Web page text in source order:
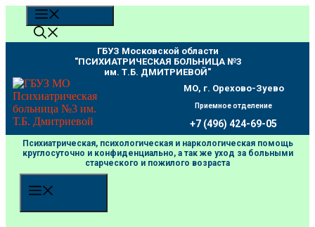
Перейти
содержимому
ГБУЗ Московской области
"ПCИХИАТРИЧЕСКАЯ БОЛЬНИЦА №3
им. Т.Б. ДМИТРИЕВОЙ"
МО, г. Орехово-Зуево
Приемное отделение
+7 (496) 424-69-05
Психиатрическая, психологическая и наркологическая помощь
круглосуточно и конфиденциально, а так же уход за больными
старческого и пожилого возраста